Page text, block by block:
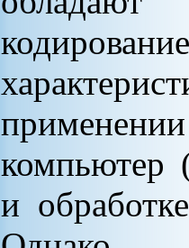
компьютер
и